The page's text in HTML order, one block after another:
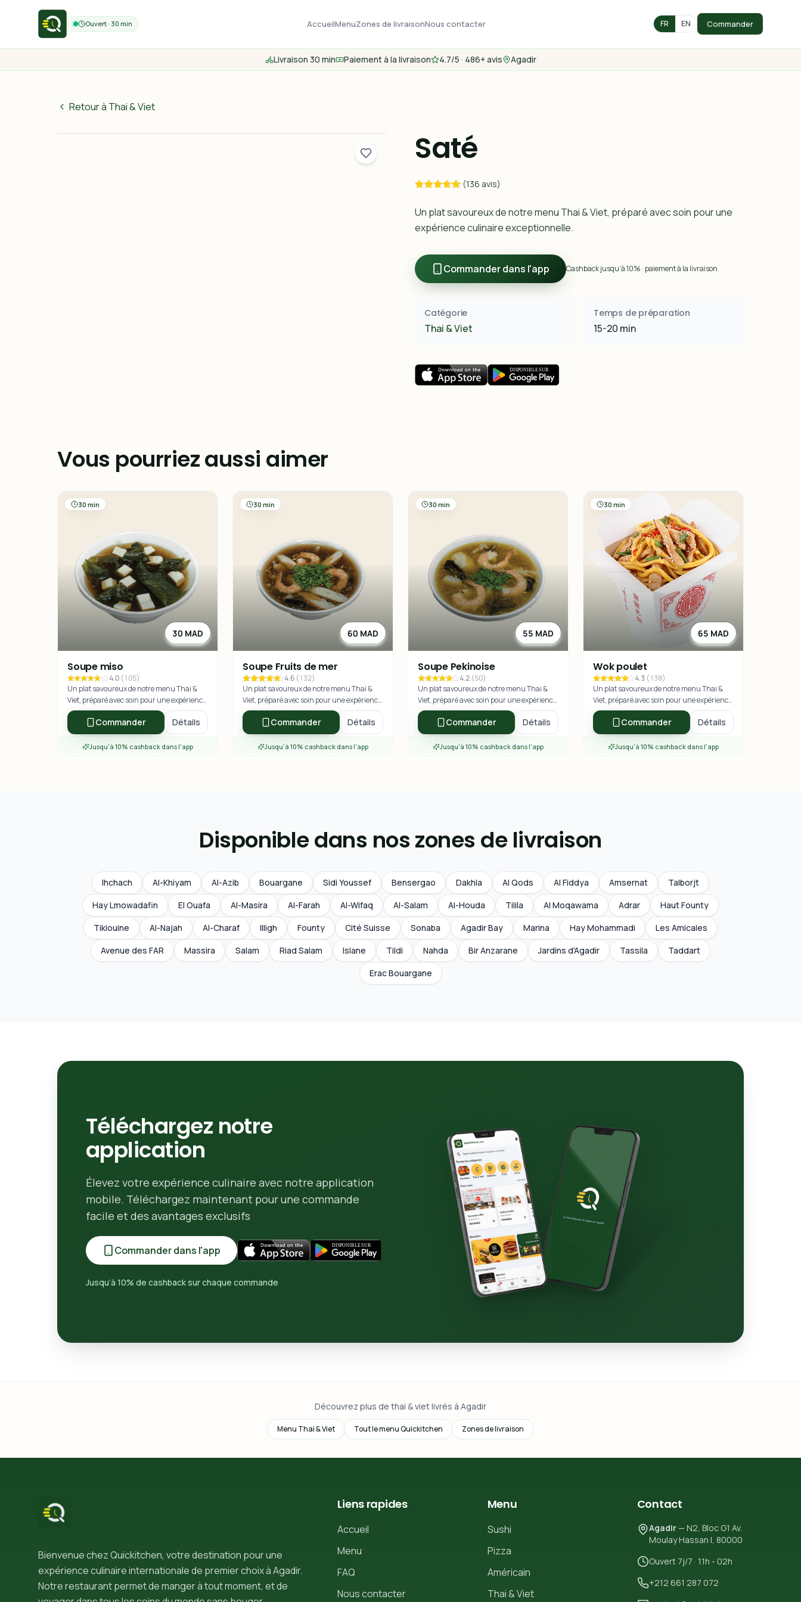
Ouvert · 30 min AccueilMenuZones de livraisonNous contacter FR EN Commander
Livraison 30 min Paiement à la livraison 4.7/5 · 486+ avis Agadir
Retour à Thai & Viet
80MAD
Saté
(136 avis)
Un plat savoureux de notre menu Thai & Viet, préparé avec soin pour une
expérience culinaire exceptionnelle.
Commander dans l'app Cashback jusqu’à 10% · paiement à la livraison
Catégorie
Thai & Viet
Temps de préparation
15-20 min
Vous pourriez aussi aimer
30 min
30 MAD
Soupe miso
4.0 (105)
Un plat savoureux de notre menu Thai &
Viet, préparé avec soin pour une expérience
culinaire exceptionnelle.
Commander Détails
Jusqu'à 10% cashback dans l'app
30 min
60 MAD
Soupe Fruits de mer
4.6 (132)
Un plat savoureux de notre menu Thai &
Viet, préparé avec soin pour une expérience
culinaire exceptionnelle.
Commander Détails
Jusqu'à 10% cashback dans l'app
30 min
55 MAD
Soupe Pekinoise
4.2 (50)
Un plat savoureux de notre menu Thai &
Viet, préparé avec soin pour une expérience
culinaire exceptionnelle.
Commander Détails
Jusqu'à 10% cashback dans l'app
30 min
65 MAD
Wok poulet
4.3 (138)
Un plat savoureux de notre menu Thai &
Viet, préparé avec soin pour une expérience
culinaire exceptionnelle.
Commander Détails
Jusqu'à 10% cashback dans l'app
Disponible dans nos zones de livraison
Ihchach Al-Khiyam Al-Azib Bouargane Sidi Youssef Bensergao Dakhla Al Qods Al Fiddya Amsernat
Talborjt
Hay Lmowadafin
El Ouafa Al-Masira Al-Farah Al-Wifaq Al-Salam Al-Houda Tilila Al Moqawama Adrar
Haut Founty
Tikiouine
Al-Najah Al-Charaf Illigh Founty Cité Suisse Sonaba Agadir Bay Marina Hay Mohammadi
Les Amicales
Avenue des FAR
Massira Salam Riad Salam Islane Tildi Nahda Bir Anzarane Jardins d'Agadir Tassila
Taddart
Erac Bouargane
Téléchargez notre
application
Élevez votre expérience culinaire avec notre application
mobile. Téléchargez maintenant pour une commande
facile et des avantages exclusifs
Commander dans l'app
Jusqu’à 10% de cashback sur chaque commande
Découvrez plus de thai & viet livrés à Agadir
Menu Thai & Viet Tout le menu Quickitchen Zones de livraison
Bienvenue chez Quickitchen, votre destination pour une
expérience culinaire internationale de premier choix à Agadir.
Notre restaurant permet de manger à tout moment, et de
Liens rapides
Accueil
Menu
FAQ
Nous contacter
Menu
Sushi
Pizza
Américain
Thai & Viet
Contact
Agadir— N2, Bloc G1 Av.
Moulay Hassan I, 80000
Ouvert 7j/7 · 11h - 02h
+212 661 287 072